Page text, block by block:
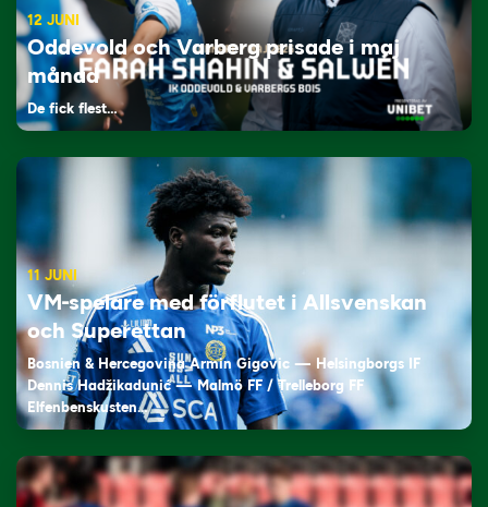
12 JUNI
Oddevold och Varberg prisade i maj
månad
De fick flest…
11 JUNI
VM-spelare med förflutet i Allsvenskan
och Superettan
Bosnien & Hercegovina Armin Gigovic — Helsingborgs IF
Dennis Hadžikadunić — Malmö FF / Trelleborg FF
Elfenbenskusten…